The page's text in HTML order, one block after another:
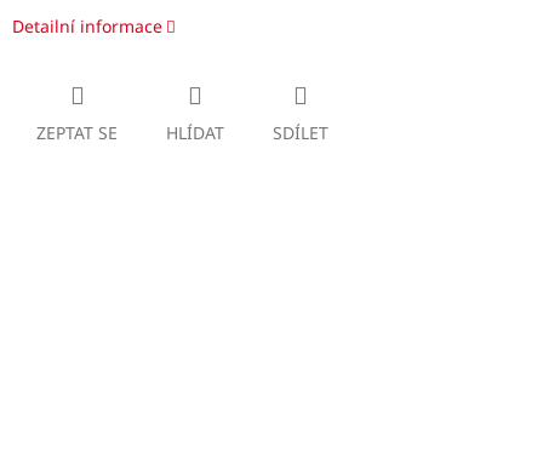
Detailní informace
ZEPTAT SE HLÍDAT SDÍLET